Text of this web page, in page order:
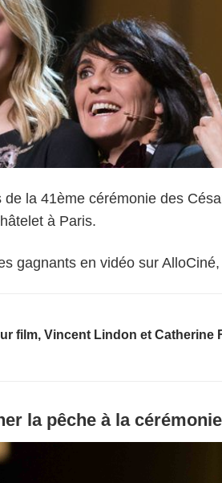
la 41ème cérémonie des
à Paris.
gagnants en vidéo sur AlloCiné,
film, Vincent Lindon et Catherine
la pêche à la cérémonie